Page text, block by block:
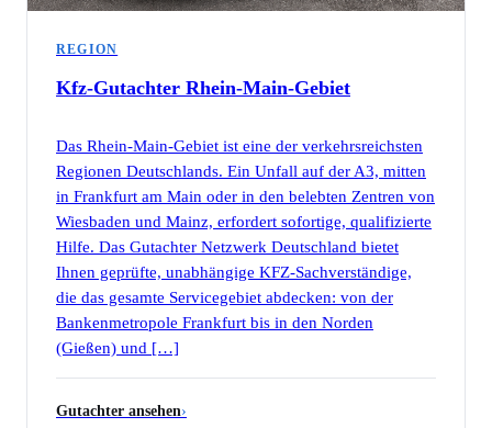
REGION
Kfz-Gutachter Rhein-Main-Gebiet
Das Rhein-Main-Gebiet ist eine der verkehrsreichsten
Regionen Deutschlands. Ein Unfall auf der A3, mitten
in Frankfurt am Main oder in den belebten Zentren von
Wiesbaden und Mainz, erfordert sofortige, qualifizierte
Hilfe. Das Gutachter Netzwerk Deutschland bietet
Ihnen geprüfte, unabhängige KFZ-Sachverständige,
die das gesamte Servicegebiet abdecken: von der
Bankenmetropole Frankfurt bis in den Norden
(Gießen) und […]
Gutachter ansehen›